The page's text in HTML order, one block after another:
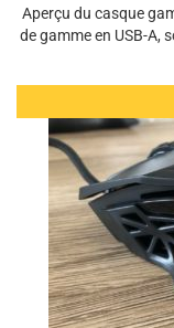
Aperçu du casque
de gamme en USB-A,